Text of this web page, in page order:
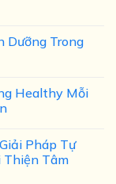
Dưỡng Trong
Healthy Mỗi
Pháp Tự
Thiện Tâm